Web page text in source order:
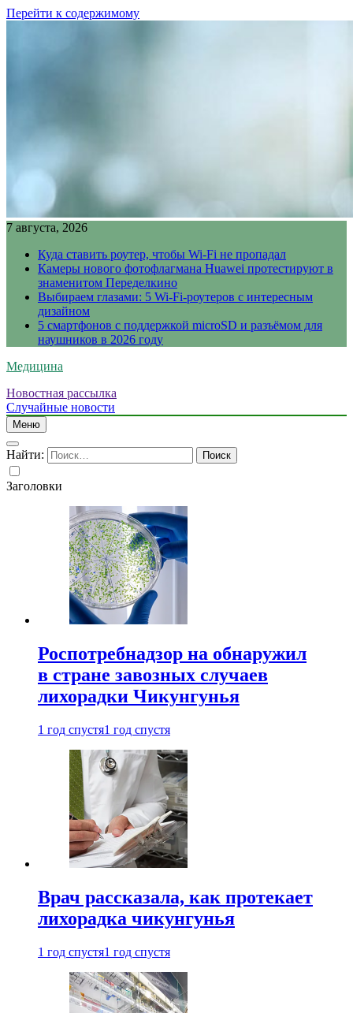
Перейти к содержимому
7 августа, 2026
Куда ставить роутер, чтобы Wi-Fi не пропадал
Камеры нового фотофлагмана Huawei протестируют в
знаменитом Переделкино
Выбираем глазами: 5 Wi-Fi-роутеров с интересным
дизайном
5 смартфонов с поддержкой microSD и разъёмом для
наушников в 2026 году
Медицина
Новостная рассылка
Случайные новости
Меню
Найти:
Заголовки
Роспотребнадзор на обнаружил
в стране завозных случаев
лихорадки Чикунгунья
1 год спустя1 год спустя
Врач рассказала, как протекает
лихорадка чикунгунья
1 год спустя1 год спустя